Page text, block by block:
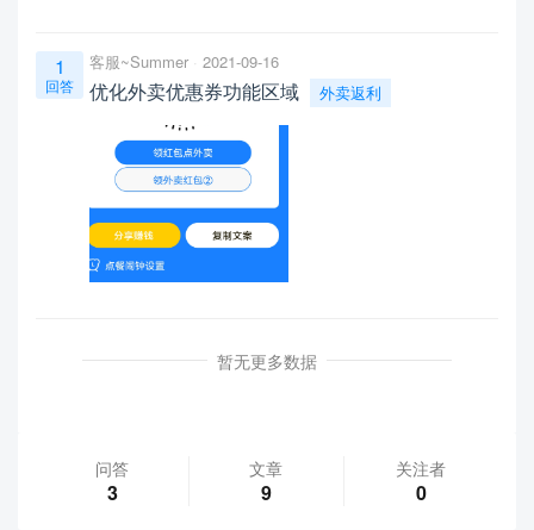
1
回答
客服~Summer 2021-09-16
优化外卖优惠券功能区域 外卖返利
暂无更多数据
问答
3
文章
9
关注者
0